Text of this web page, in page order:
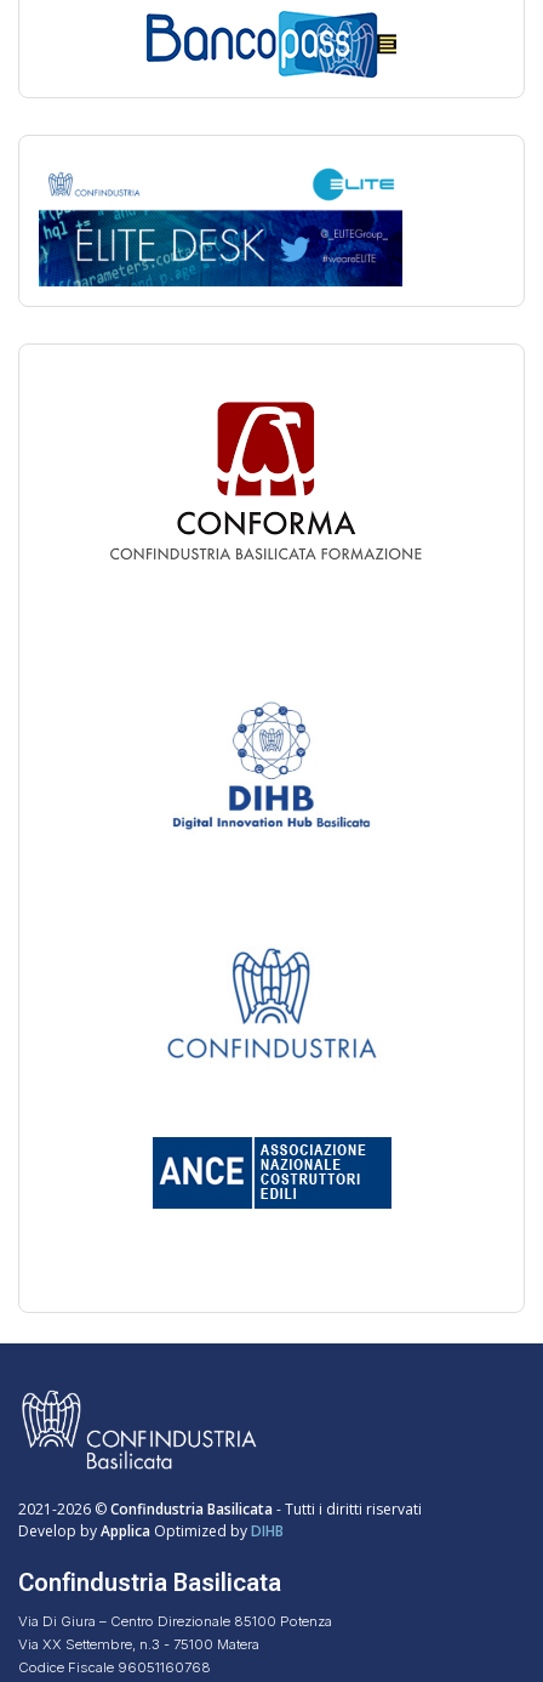
2021-2026 ©Confindustria Basilicata- Tutti i diritti riservati
Develop byApplica Optimized byDIHB
Confindustria Basilicata
Via Di Giura – Centro Direzionale 85100 Potenza
Via XX Settembre, n.3 - 75100 Matera
Codice Fiscale 96051160768